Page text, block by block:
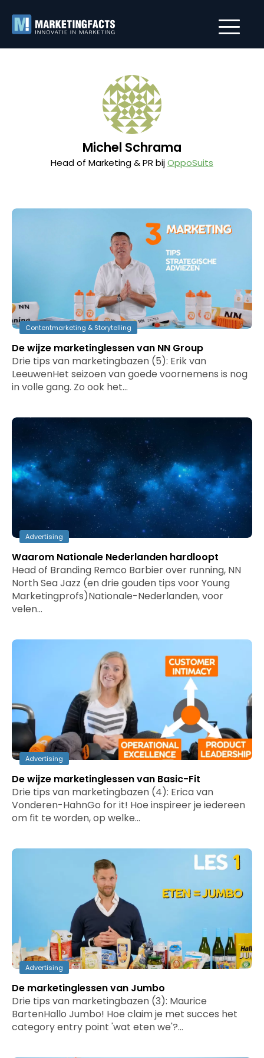
Michel Schrama
Head of Marketing & PR bijOppoSuits
Contentmarketing & Storytelling
De wijze marketinglessen van NN Group
Drie tips van marketingbazen (5): Erik van
LeeuwenHet seizoen van goede voornemens is nog
in volle gang. Zo ook het…
Advertising
Waarom Nationale Nederlanden hardloopt
Head of Branding Remco Barbier over running, NN
North Sea Jazz (en drie gouden tips voor Young
Marketingprofs)Nationale-Nederlanden, voor
velen…
Advertising
De wijze marketinglessen van Basic-Fit
Drie tips van marketingbazen (4): Erica van
Vonderen-HahnGo for it! Hoe inspireer je iedereen
om fit te worden, op welke…
Advertising
De marketinglessen van Jumbo
Drie tips van marketingbazen (3): Maurice
BartenHallo Jumbo! Hoe claim je met succes het
category entry point 'wat eten we'?…